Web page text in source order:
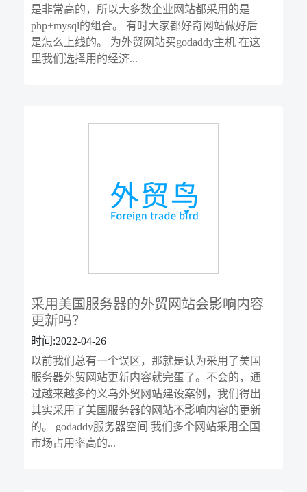
是非常高的，所以大多数企业网站都采用的是
php+mysql的组合。 有时大家都好奇网站做好后
是怎么上线的。 为外贸网站买godaddy主机 在这
里我们选择用的经济...
采用美国服务器的外贸网站会影响内容
更新吗？
时间:2022-04-26
以前我们总有一个误区，那就是认为采用了美国
服务器外贸网站更新内容就完蛋了。不会的，通
过越来越多的义乌外贸网站建设案例，我们得出
其实采用了美国服务器的网站不影响内容的更新
的。 godaddy服务器空间 我们多个网站采用全国
市场占用率高的...